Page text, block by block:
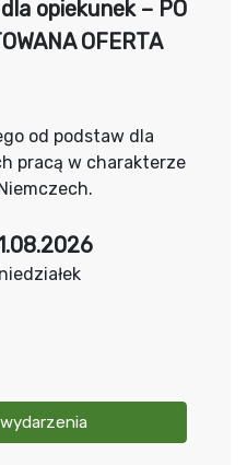
opiekunek – PO
OFERTA
od podstaw dla
pracą w charakterze